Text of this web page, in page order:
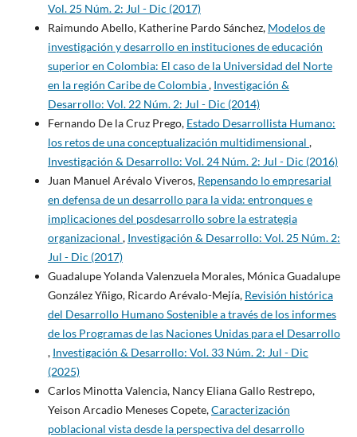
Vol. 25 Núm. 2: Jul - Dic (2017)
Raimundo Abello, Katherine Pardo Sánchez, Modelos de
investigación y desarrollo en instituciones de educación
superior en Colombia: El caso de la Universidad del Norte
en la región Caribe de Colombia, Investigación &
Desarrollo: Vol. 22 Núm. 2: Jul - Dic (2014)
Fernando De la Cruz Prego, Estado Desarrollista Humano:
los retos de una conceptualización multidimensional ,
Investigación & Desarrollo: Vol. 24 Núm. 2: Jul - Dic (2016)
Juan Manuel Arévalo Viveros, Repensando lo empresarial
en defensa de un desarrollo para la vida: entronques e
implicaciones del posdesarrollo sobre la estrategia
organizacional , Investigación & Desarrollo: Vol. 25 Núm. 2:
Jul - Dic (2017)
Guadalupe Yolanda Valenzuela Morales, Mónica Guadalupe
González Yñigo, Ricardo Arévalo-Mejía, Revisión histórica
del Desarrollo Humano Sostenible a través de los informes
de los Programas de las Naciones Unidas para el Desarrollo
, Investigación & Desarrollo: Vol. 33 Núm. 2: Jul - Dic
(2025)
Carlos Minotta Valencia, Nancy Eliana Gallo Restrepo,
Yeison Arcadio Meneses Copete,Caracterización
poblacional vista desde la perspectiva del desarrollo